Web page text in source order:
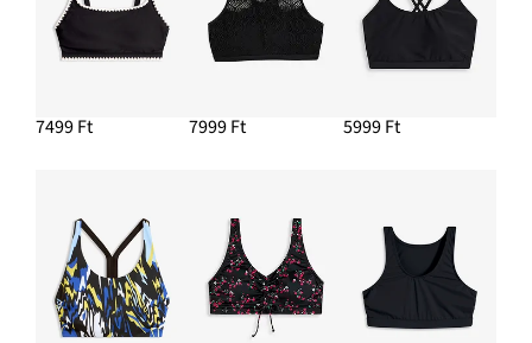
7499 Ft 7999 Ft 5999 Ft